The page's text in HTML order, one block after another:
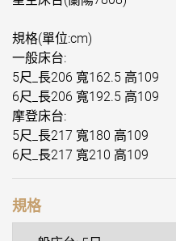
規格(單位:cm)
一般床台:
5尺_長206 寬162.5 高109
6尺_長206 寬192.5 高109
摩登床台:
5尺_長217 寬180 高109
6尺_長217 寬210 高109
規格